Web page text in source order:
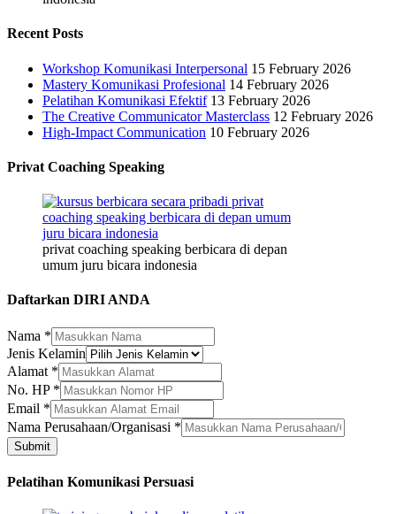
Recent Posts
Workshop Komunikasi Interpersonal 15 February 2026
Mastery Komunikasi Profesional 14 February 2026
Pelatihan Komunikasi Efektif 13 February 2026
The Creative Communicator Masterclass 12 February 2026
High-Impact Communication 10 February 2026
Privat Coaching Speaking
privat coaching speaking berbicara di depan
umum juru bicara indonesia
Daftarkan DIRI ANDA
Nama *
Jenis Kelamin
Alamat *
Alamat
Nama
Perusahaan/Organisasi
No. HP *
Email *
Nama Perusahaan/Organisasi *
Submit
Pelatihan Komunikasi Persuasi